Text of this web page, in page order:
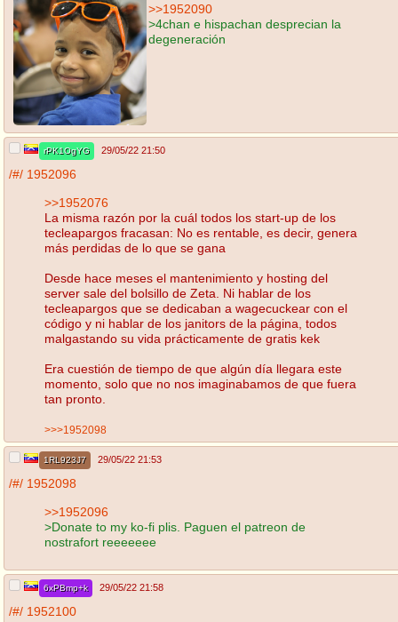
>>1952090
>4chan e hispachan desprecian la
degeneración
rPK1OgYG 29/05/22 21:50
/#/ 1952096
>>1952076
La misma razón por la cuál todos los start-up de los
tecleapargos fracasan: No es rentable, es decir, genera
más perdidas de lo que se gana
Desde hace meses el mantenimiento y hosting del
server sale del bolsillo de Zeta. Ni hablar de los
tecleapargos que se dedicaban a wagecuckear con el
código y ni hablar de los janitors de la página, todos
malgastando su vida prácticamente de gratis kek
Era cuestión de tiempo de que algún día llegara este
momento, solo que no nos imaginabamos de que fuera
tan pronto.
>>>1952098
1RL923J7 29/05/22 21:53
/#/ 1952098
>>1952096
>Donate to my ko-fi plis. Paguen el patreon de
nostrafort reeeeeee
6xPBmp+k 29/05/22 21:58
/#/ 1952100